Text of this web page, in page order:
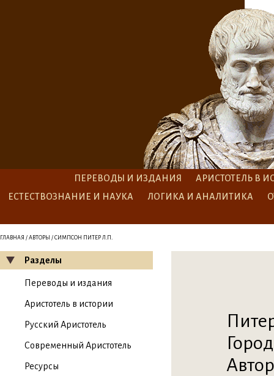
ПЕРЕВОДЫ И ИЗДАНИЯ
АРИСТОТЕЛЬ В
ЕСТЕСТВОЗНАНИЕ И НАУКА
ЛОГИКА И АНАЛИТИКА
ГЛАВНАЯ / АВТОРЫ / СИМПСОН ПИТЕР Л.П.
Разделы
Переводы и издания
Аристотель в истории
Русский Аристотель
Современный Аристотель
Ресурсы